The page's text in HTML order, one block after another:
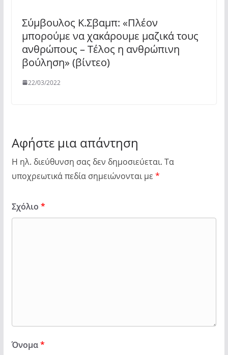
Σύμβουλος Κ.Σβαμπ: «Πλέον
μπορούμε να χακάρουμε μαζικά τους
ανθρώπους – Τέλος η ανθρώπινη
βούληση» (βίντεο)
22/03/2022
Αφήστε μια απάντηση
Η ηλ. διεύθυνση σας δεν δημοσιεύεται. Τα
υποχρεωτικά πεδία σημειώνονται με *
Σχόλιο *
Όνομα*